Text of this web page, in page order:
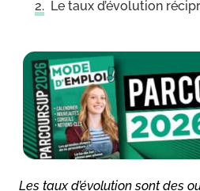
Le taux d’évolution
Les taux d’évolution sont des